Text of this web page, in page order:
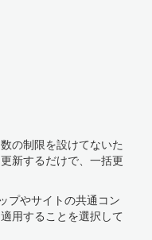
の制限を設けてないた
新するだけで、一括更
プやサイトの共通コン
用することを選択して